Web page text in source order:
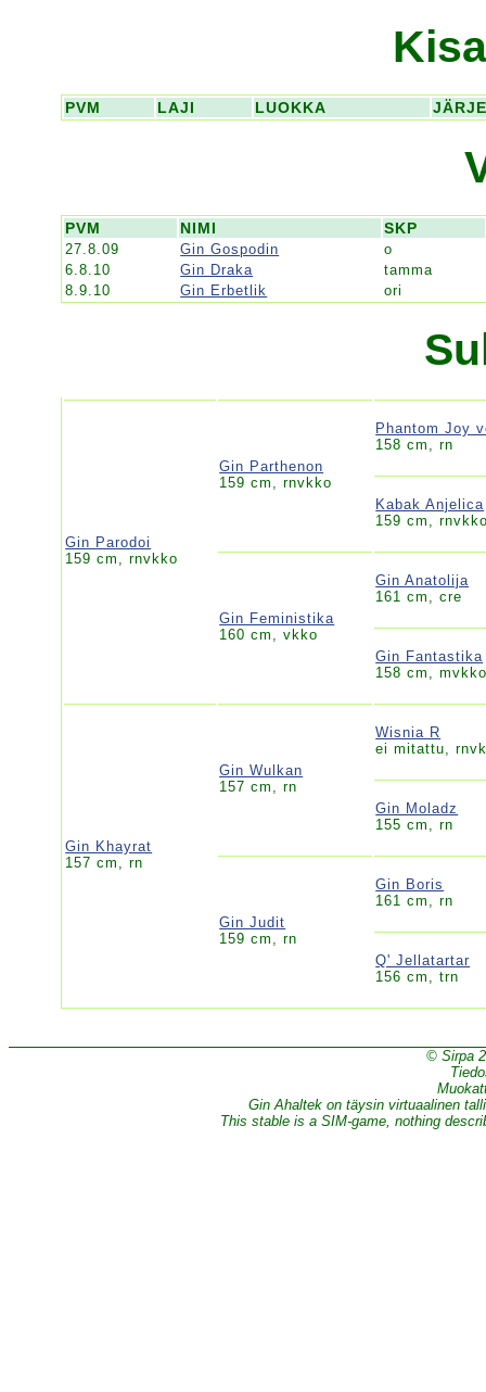
PVM LAJI LUOKKA
PVM NIMI SKP
27.8.09 Gin Gospodin
o
6.8.10
Gin Draka
tamma
8.9.10
Gin Erbetlik ori
Gin Parodoi
159 cm, rnvkko
Gin Parthenon
159 cm, rnvkko
Phantom Joy
158 cm, rn
Kabak Anjelica
159 cm,
Gin Feministika
160 cm, vkko
Gin Anatolija
161 cm, cre
Gin Fantastika
158 cm,
Gin Khayrat
157 cm, rn
Gin Wulkan
157 cm, rn
Wisnia R
ei mitattu,
Gin Moladz
155 cm, rn
Gin Judit
159 cm, rn
Gin Boris
161 cm, rn
Q' Jellatartar
156 cm, trn
© Sirpa
Gin Ahaltek on täysin virtuaalinen
This stable is a SIM-game, nothing